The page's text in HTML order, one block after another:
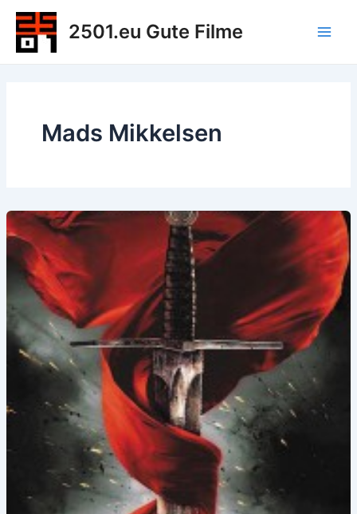
Zum
Inhalt
springen
2501.eu Gute Filme
Mads Mikkelsen